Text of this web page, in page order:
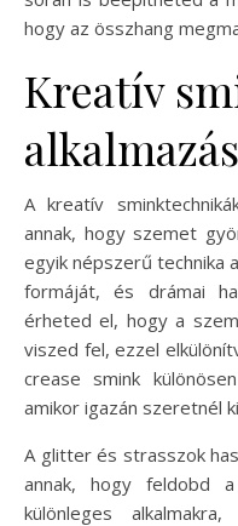
hogy az összhang
Kreatív
A kreatív
annak, hogy szemet
egyik népszerű technika
formáját, és drámai
érheted el, hogy a
viszed fel, ezzel
crease smink
amikor igazán szeretnél
A glitter és strasszok
annak, hogy feldobd
különleges